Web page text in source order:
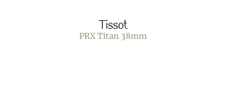
Tissot
PRX Titan 38mm